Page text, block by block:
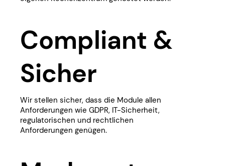
​Compliant &
Sicher
​​Wir stellen sicher, dass die Module allen
Anforderungen wie GDPR, IT-Sicherheit,
regulatorischen und rechtlichen
Anforderungen genügen.